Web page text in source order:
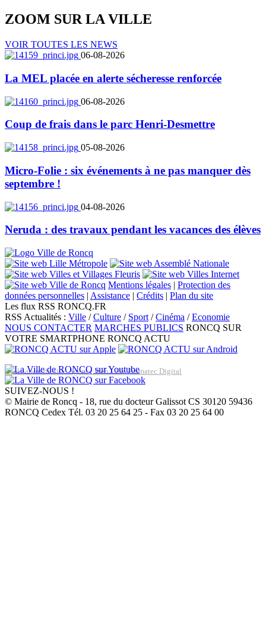
ZOOM SUR LAVILLE
VOIR TOUTES LES NEWS
06-08-2026
La MEL placée en alerte sécheresse renforcée
06-08-2026
Coup de frais dans le parc Henri-Desmettre
05-08-2026
Micro-Folie : six événements à ne pas manquer dès
septembre !
04-08-2026
Neruda : des travaux pendant les vacances des élèves
Mentions légales | Protection des
données personnelles | Assistance | Crédits | Plan du site
Les flux RSS RONCQ.FR
RSS Actualités : Ville /Culture / Sport /Cinéma /Economie
NOUS CONTACTER MARCHES PUBLICS RONCQ SUR
VOTRE SMARTPHONE RONCQ ACTU
Réalisation du site: Agence Web Lille Promatec Digital
SUIVEZ-NOUS !
© Mairie de Roncq - 18, rue du docteur Galissot CS 30120 59436
RONCQ Cedex Tél. 03 20 25 64 25 - Fax 03 20 25 64 00